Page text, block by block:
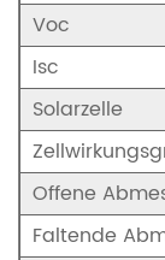
Voc
Isc
Solarzelle
Offene
Faltende